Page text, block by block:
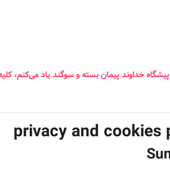
خداوند پیمان بسته و سوگند یاد می‌کنم،
privacy and cookies